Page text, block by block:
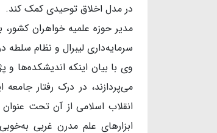
در مدل اخلاق توحیدی کمک کند.
مدیر حوزه علمیه خواهران
سرمایه‌داری لیبرال و نظام سلطه
وی با بیان اینکه اندیشکده‌ها
می‌پردازند، در درک رفتار
انقلاب اسلامی از آن تحت
ابزارهای علم مدرن غربی